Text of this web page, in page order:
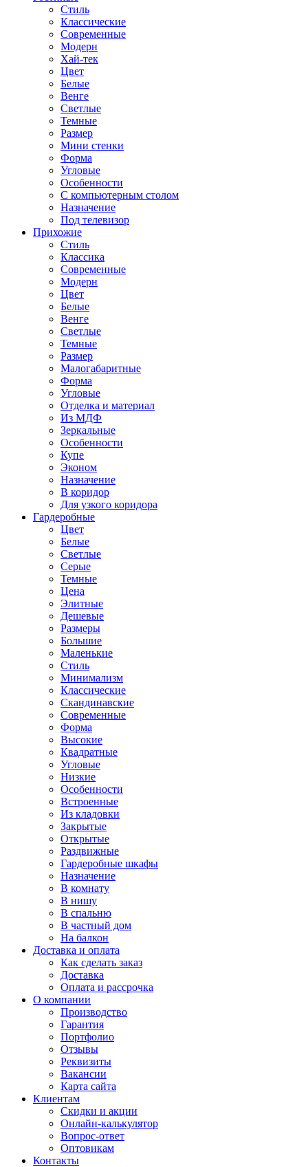
Стиль
Классические
Современные
Модерн
Хай-тек
Цвет
Белые
Венге
Светлые
Темные
Размер
Мини стенки
Форма
Угловые
Особенности
С компьютерным столом
Назначение
Под телевизор
Прихожие
Стиль
Классика
Современные
Модерн
Цвет
Белые
Венге
Светлые
Темные
Размер
Малогабаритные
Форма
Угловые
Отделка и материал
Из МДФ
Зеркальные
Особенности
Купе
Эконом
Назначение
В коридор
Для узкого коридора
Гардеробные
Цвет
Белые
Светлые
Серые
Темные
Цена
Элитные
Дешевые
Размеры
Большие
Маленькие
Стиль
Минимализм
Классические
Скандинавские
Современные
Форма
Высокие
Квадратные
Угловые
Низкие
Особенности
Встроенные
Из кладовки
Закрытые
Открытые
Раздвижные
Гардеробные шкафы
Назначение
В комнату
В нишу
В спальню
В частный дом
На балкон
Доставка и оплата
Как сделать заказ
Доставка
Оплата и рассрочка
О компании
Производство
Гарантия
Портфолио
Отзывы
Реквизиты
Вакансии
Карта сайта
Клиентам
Скидки и акции
Онлайн-калькулятор
Вопрос-ответ
Оптовикам
Контакты